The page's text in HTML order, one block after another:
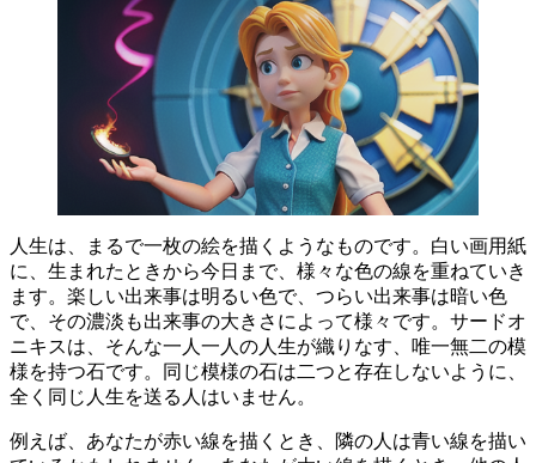
人生は、まるで一枚の絵を描くようなものです。白い画用紙
に、生まれたときから今日まで、様々な色の線を重ねていき
ます。楽しい出来事は明るい色で、つらい出来事は暗い色
で、その濃淡も出来事の大きさによって様々です。 サードオ
ニキスは、そんな一人一人の人生が織りなす、唯一無二の模
様を持つ石です。
同じ模様の石は二つと存在しないように、
全く同じ人生を送る人はいません。
例えば、あなたが赤い線を描くとき、隣の人は青い線を描い